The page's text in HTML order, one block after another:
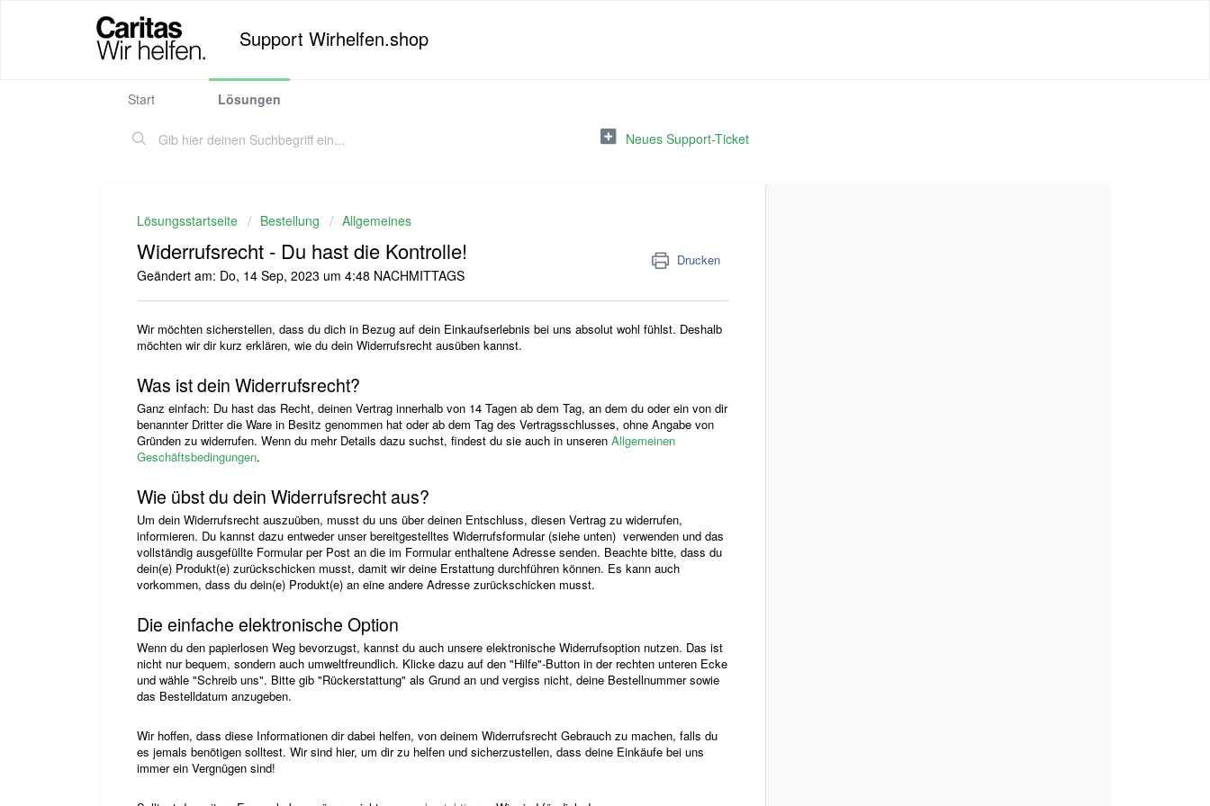
Support Wirhelfen.shop
Start Lösungen
Neues Support-Ticket
Lösungsstartseite Bestellung Allgemeines
Widerrufsrecht - Du hast die Kontrolle! Drucken
Geändert am: Do, 14 Sep, 2023 um 4:48 NACHMITTAGS
Wir möchten sicherstellen, dass du dich in Bezug auf dein Einkaufserlebnis bei uns absolut wohl fühlst. Deshalb
möchten wir dir kurz erklären, wie du dein Widerrufsrecht ausüben kannst.
Was ist dein Widerrufsrecht?
Ganz einfach: Du hast das Recht, deinen Vertrag innerhalb von 14 Tagen ab dem Tag, an dem du oder ein von dir
benannter Dritter die Ware in Besitz genommen hat oder ab dem Tag des Vertragsschlusses, ohne Angabe von
Gründen zu widerrufen. Wenn du mehr Details dazu suchst, findest du sie auch in unseren Allgemeinen
Geschäftsbedingungen.
Wie übst du dein Widerrufsrecht aus?
Um dein Widerrufsrecht auszuüben, musst du uns über deinen Entschluss, diesen Vertrag zu widerrufen,
informieren. Du kannst dazu entweder unser bereitgestelltes Widerrufsformular (siehe unten) verwenden und das
vollständig ausgefüllte Formular per Post an die im Formular enthaltene Adresse senden. Beachte bitte, dass du
dein(e) Produkt(e) zurückschicken musst, damit wir deine Erstattung durchführen können. Es kann auch
vorkommen, dass du dein(e) Produkt(e) an eine andere Adresse zurückschicken musst.
Die einfache elektronische Option
Wenn du den papierlosen Weg bevorzugst, kannst du auch unsere elektronische Widerrufsoption nutzen. Das ist
nicht nur bequem, sondern auch umweltfreundlich. Klicke dazu auf den "Hilfe"-Button in der rechten unteren Ecke
und wähle "Schreib uns". Bitte gib "Rückerstattung" als Grund an und vergiss nicht, deine Bestellnummer sowie
das Bestelldatum anzugeben.
Wir hoffen, dass diese Informationen dir dabei helfen, von deinem Widerrufsrecht Gebrauch zu machen, falls du
es jemals benötigen solltest. Wir sind hier, um dir zu helfen und sicherzustellen, dass deine Einkäufe bei uns
immer ein Vergnügen sind!